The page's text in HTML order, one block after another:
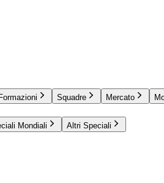
Squadre Mercato
Mondiali Altri Speciali